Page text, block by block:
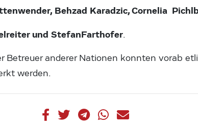
Behzad Karadzic, Cornelia
und StefanFarthofer.
Betreuer anderer Nationen konnten vorab
werden.